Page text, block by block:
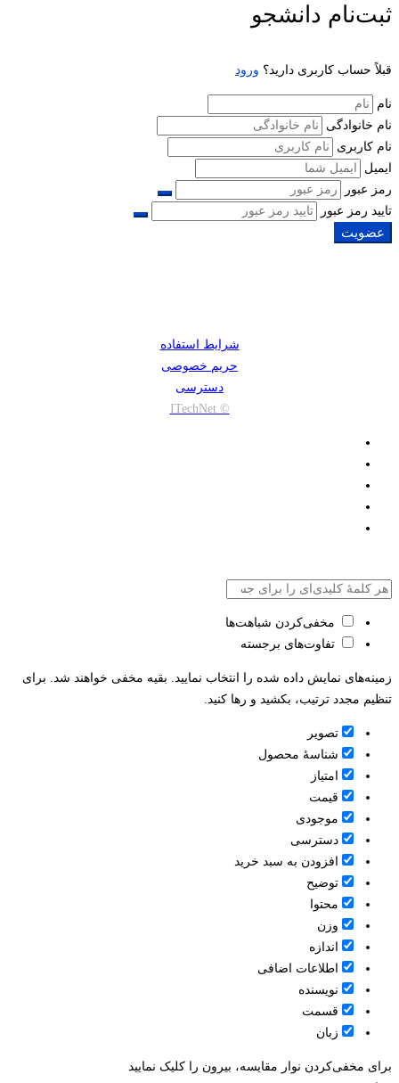
ثبت
نام
دانشجو
ثبت‌نام دانشجو
قبلاً حساب کاربری دارید؟ ورود
نام
نام خانوادگی
نام کاربری
ایمیل
رمز عبور
تایید رمز عبور
عضویت
شرایط استفاده
حریم خصوصی
دسترسی
© ITechNet
مخفی‌کردن شباهت‌ها
تفاوت‌های برجسته
زمینه‌های نمایش داده شده را انتخاب نمایید. بقیه مخفی خواهند شد. برای
تنظیم مجدد ترتیب، بکشید و رها کنید.
تصویر
شناسۀ محصول
امتیاز
قيمت
موجودی
دسترسی
افزودن به سبد خرید
توضیح
محتوا
وزن
اندازه
اطلاعات اضافی
نویسنده
قسمت
زبان
برای مخفی‌کردن نوار مقایسه، بیرون را کلیک نمایید